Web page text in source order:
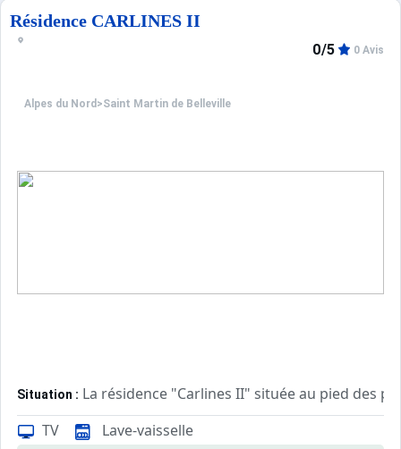
Résidence CARLINES II
Alpes du Nord >Saint Martin de Belleville
0/5 0 Avis
Situation : La résidence "Carlines II" située au pied des
Appartement de particulier :
TV Lave-vaisselle